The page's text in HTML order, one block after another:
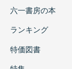
六一書房の本
ランキング
特価図書